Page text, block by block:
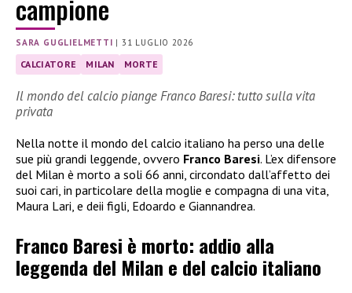
campione
SARA GUGLIELMETTI |31 LUGLIO 2026
CALCIATORE MILAN MORTE
Il mondo del calcio piange Franco Baresi: tutto sulla vita
privata
Nella notte il mondo del calcio italiano ha perso una delle
sue più grandi leggende, ovvero Franco Baresi. L’ex difensore
del Milan è morto a soli 66 anni, circondato dall’affetto dei
suoi cari, in particolare della moglie e compagna di una vita,
Maura Lari, e deii figli, Edoardo e Giannandrea.
Franco Baresi è morto: addio alla
leggenda del Milan e del calcio italiano